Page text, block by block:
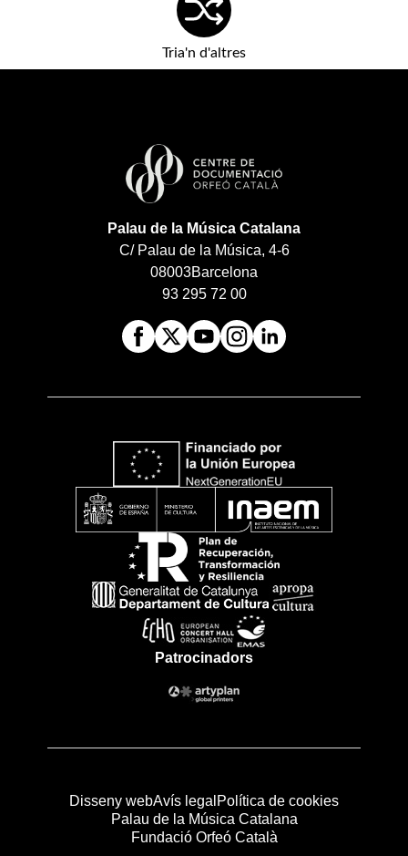
Tria'n d'altres
Palau de la Música Catalana
C/ Palau de la Música, 4-6
08003Barcelona
93 295 72 00
Patrocinadors
Disseny webAvís legal Política de cookies
Palau de la Música Catalana
Fundació Orfeó Català